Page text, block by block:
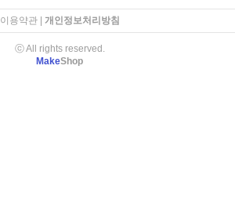
이용약관| 개인정보처리방침
ⓒ All rights reserved.
MakeShop